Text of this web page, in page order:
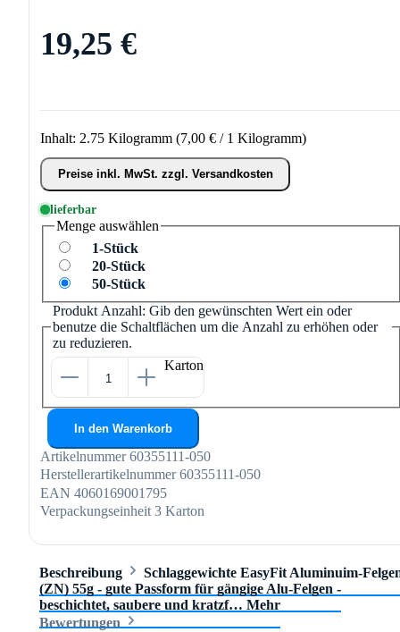
19,25 €
Inhalt: 2.75 Kilogramm (7,00 € / 1 Kilogramm)
Preise inkl. MwSt. zzgl. Versandkosten
lieferbar
Menge auswählen
1-Stück
20-Stück
50-Stück
Produkt Anzahl: Gib den gewünschten Wert ein oder
benutze die Schaltflächen um die Anzahl zu erhöhen oder
zu reduzieren.
Karton
In den Warenkorb
Artikelnummer 60355111-050
Herstellerartikelnummer 60355111-050
EAN 4060169001795
Verpackungseinheit 3 Karton
Beschreibung
Schlaggewichte EasyFit Aluminuim-
(ZN) 55g - gute Passform für gängige Alu-Felgen -
beschichtet, saubere und kratzf… Mehr
Bewertungen